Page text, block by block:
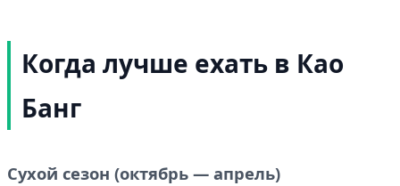
Когда лучше ехать в Као
Банг
Сухой сезон (октябрь — апрель)